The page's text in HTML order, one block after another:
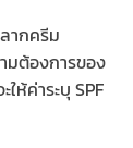
ากครีม
มต้องการของ
ห้ค่าระบุ SPF